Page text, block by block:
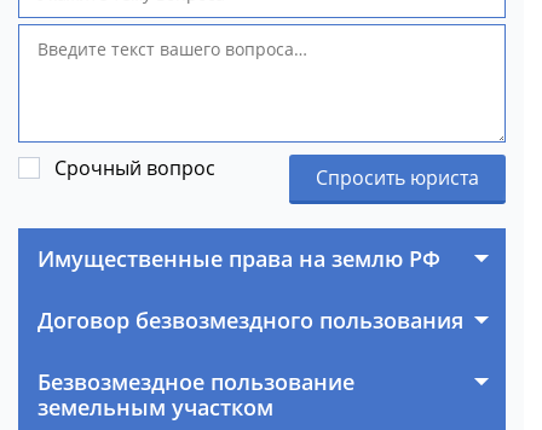
Срочный вопрос Спросить юриста
Имущественные права на землю РФ
Договор безвозмездного пользования
Безвозмездное пользование
земельным участком